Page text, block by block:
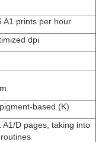
A1 prints per hour
dpi
based (K)
A1/D pages, taking into